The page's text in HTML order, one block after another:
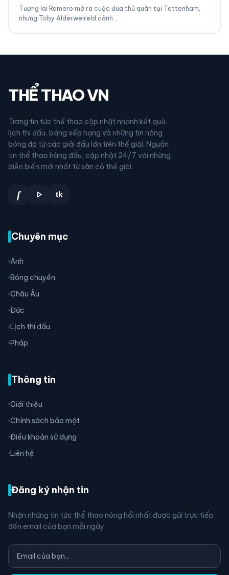
Tương lai Romero mở ra cuộc đua thủ quân tại Tottenham,
nhưng Toby Alderweireld cảnh…
THỂ THAO VN
Trang tin tức thể thao cập nhật nhanh kết quả,
lịch thi đấu, bảng xếp hạng và những tin nóng
bóng đá từ các giải đấu lớn trên thế giới. Nguồn
tin thể thao hàng đầu, cập nhật 24/7 với những
diễn biến mới nhất từ sân cỏ thế giới.
f play_arrow tk
Chuyên mục
Anh
Bóng chuyền
Châu Âu
Đức
Lịch thi đấu
Pháp
Thông tin
Giới thiệu
Chính sách bảo mật
Điều khoản sử dụng
Liên hệ
Đăng ký nhận tin
Nhận những tin tức thể thao nóng hổi nhất được gửi trực tiếp
đến email của bạn mỗi ngày.